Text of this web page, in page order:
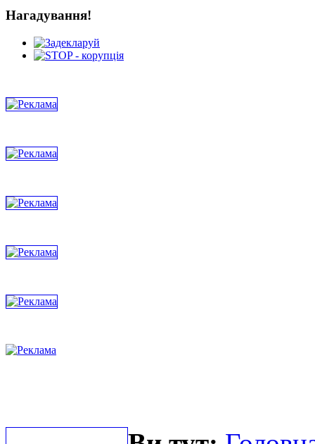
Нагадування!